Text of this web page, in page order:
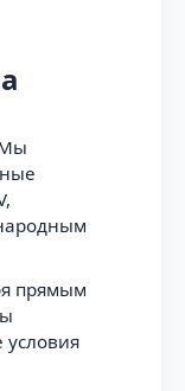
Мы
прямым
условия